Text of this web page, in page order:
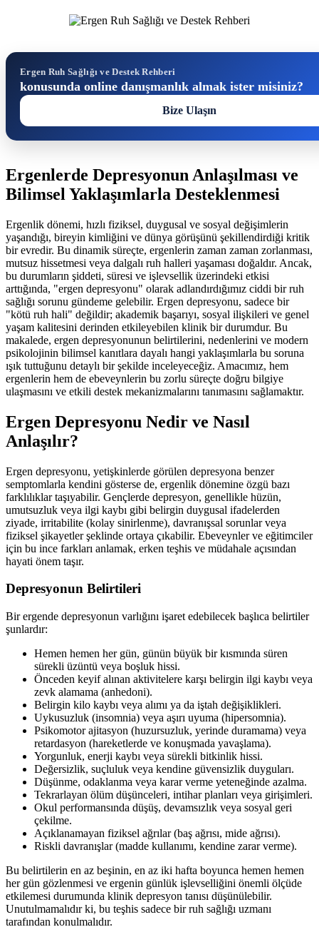
Ergen Ruh Sağlığı ve Destek Rehberi
konusunda online danışmanlık almak ister misiniz?
Bize Ulaşın
Ergenlerde Depresyonun Anlaşılması ve
Bilimsel Yaklaşımlarla Desteklenmesi
Ergenlik dönemi, hızlı fiziksel, duygusal ve sosyal değişimlerin
yaşandığı, bireyin kimliğini ve dünya görüşünü şekillendirdiği kritik
bir evredir. Bu dinamik süreçte, ergenlerin zaman zaman zorlanması,
mutsuz hissetmesi veya dalgalı ruh halleri yaşaması doğaldır. Ancak,
bu durumların şiddeti, süresi ve işlevsellik üzerindeki etkisi
arttığında, "ergen depresyonu" olarak adlandırdığımız ciddi bir ruh
sağlığı sorunu gündeme gelebilir. Ergen depresyonu, sadece bir
"kötü ruh hali" değildir; akademik başarıyı, sosyal ilişkileri ve genel
yaşam kalitesini derinden etkileyebilen klinik bir durumdur. Bu
makalede, ergen depresyonunun belirtilerini, nedenlerini ve modern
psikolojinin bilimsel kanıtlara dayalı hangi yaklaşımlarla bu soruna
ışık tuttuğunu detaylı bir şekilde inceleyeceğiz. Amacımız, hem
ergenlerin hem de ebeveynlerin bu zorlu süreçte doğru bilgiye
ulaşmasını ve etkili destek mekanizmalarını tanımasını sağlamaktır.
Ergen Depresyonu Nedir ve Nasıl
Anlaşılır?
Ergen depresyonu, yetişkinlerde görülen depresyona benzer
semptomlarla kendini gösterse de, ergenlik dönemine özgü bazı
farklılıklar taşıyabilir. Gençlerde depresyon, genellikle hüzün,
umutsuzluk veya ilgi kaybı gibi belirgin duygusal ifadelerden
ziyade, irritabilite (kolay sinirlenme), davranışsal sorunlar veya
fiziksel şikayetler şeklinde ortaya çıkabilir. Ebeveynler ve eğitimciler
için bu ince farkları anlamak, erken teşhis ve müdahale açısından
hayati önem taşır.
Depresyonun Belirtileri
Bir ergende depresyonun varlığını işaret edebilecek başlıca belirtiler
şunlardır:
Hemen hemen her gün, günün büyük bir kısmında süren
sürekli üzüntü veya boşluk hissi.
Önceden keyif alınan aktivitelere karşı belirgin ilgi kaybı veya
zevk alamama (anhedoni).
Belirgin kilo kaybı veya alımı ya da iştah değişiklikleri.
Uykusuzluk (insomnia) veya aşırı uyuma (hipersomnia).
Psikomotor ajitasyon (huzursuzluk, yerinde duramama) veya
retardasyon (hareketlerde ve konuşmada yavaşlama).
Yorgunluk, enerji kaybı veya sürekli bitkinlik hissi.
Değersizlik, suçluluk veya kendine güvensizlik duyguları.
Düşünme, odaklanma veya karar verme yeteneğinde azalma.
Tekrarlayan ölüm düşünceleri, intihar planları veya girişimleri.
Okul performansında düşüş, devamsızlık veya sosyal geri
çekilme.
Açıklanamayan fiziksel ağrılar (baş ağrısı, mide ağrısı).
Riskli davranışlar (madde kullanımı, kendine zarar verme).
Bu belirtilerin en az beşinin, en az iki hafta boyunca hemen hemen
her gün gözlenmesi ve ergenin günlük işlevselliğini önemli ölçüde
etkilemesi durumunda klinik depresyon tanısı düşünülebilir.
Unutulmamalıdır ki, bu teşhis sadece bir ruh sağlığı uzmanı
tarafından konulmalıdır.